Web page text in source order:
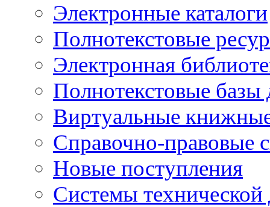
Электронные каталоги
Полнотекстовые
Электронная
Полнотекстовые
Виртуальные
Справочно-правовые
Новые поступления
Cистемы